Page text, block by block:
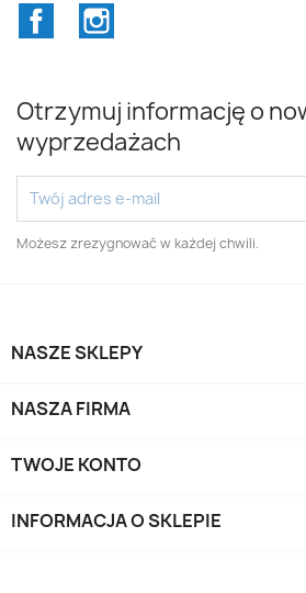
Facebook
Otrzymuj informację o
wyprzedażach
Możesz zrezygnować w każdej chwili.
NASZE SKLEPY
NASZA FIRMA
TWOJE KONTO
INFORMACJA O SKLEPIE